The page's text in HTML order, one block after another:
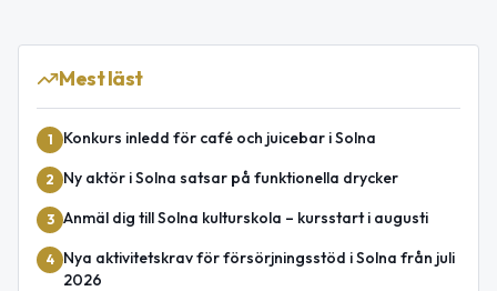
Mest läst
1 Konkurs inledd för café och juicebar i Solna
2 Ny aktör i Solna satsar på funktionella drycker
3 Anmäl dig till Solna kulturskola – kursstart i augusti
4
Nya aktivitetskrav för försörjningsstöd i Solna från juli
2026